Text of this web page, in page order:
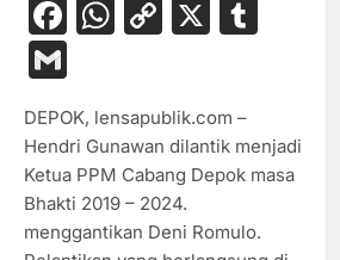
Facebook
WhatsApp
Copy
X
Gmail
DEPOK, lensapublik.com –
Hendri Gunawan dilantik menjadi
Ketua PPM Cabang Depok masa
Bhakti 2019 – 2024.
menggantikan Deni Romulo.